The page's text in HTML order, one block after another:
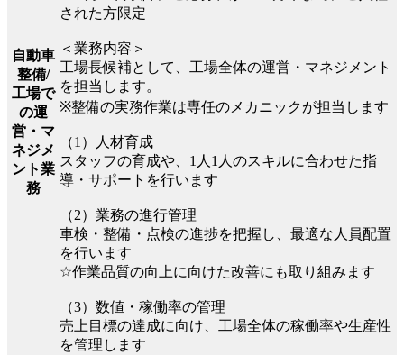
自動車
整備/
工場で
の運
営・マ
ネジメ
ント業
務
された方限定
＜業務内容＞
工場長候補として、工場全体の運営・マネジメント
を担当します。
※整備の実務作業は専任のメカニックが担当します
（1）人材育成
スタッフの育成や、1人1人のスキルに合わせた指
導・サポートを行います
（2）業務の進行管理
車検・整備・点検の進捗を把握し、最適な人員配置
を行います
☆作業品質の向上に向けた改善にも取り組みます
（3）数値・稼働率の管理
売上目標の達成に向け、工場全体の稼働率や生産性
を管理します